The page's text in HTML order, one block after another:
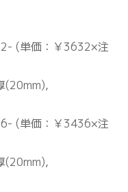
(単価：￥3632×注
(20mm),
(単価：￥3436×注
(20mm),